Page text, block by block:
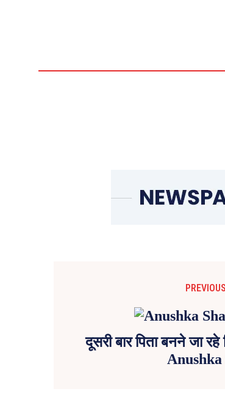
दूसरी बार पिता बनने जा